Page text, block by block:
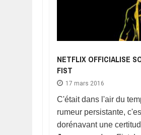
NETFLIX OFFICIALISE
FIST
17 mars 2016
C'était dans l'air du
rumeur persistante,
dorénavant une